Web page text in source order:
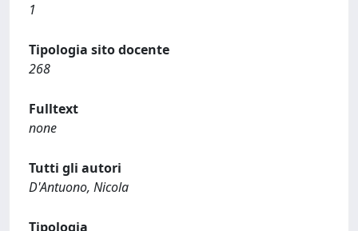
1
Tipologia sito docente
268
Fulltext
none
Tutti gli autori
D'Antuono, Nicola
Tipologia